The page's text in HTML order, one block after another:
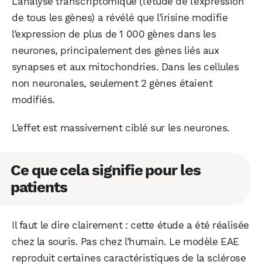
de tous les gènes) a révélé que l’irisine modifie
l’expression de plus de 1 000 gènes dans les
neurones, principalement des gènes liés aux
synapses et aux mitochondries. Dans les cellules
non neuronales, seulement 2 gènes étaient
modifiés.
L’effet est massivement ciblé sur les neurones.
Ce que cela signifie pour les
patients
Il faut le dire clairement : cette étude a été réalisée
chez la souris. Pas chez l’humain. Le modèle EAE
reproduit certaines caractéristiques de la sclérose